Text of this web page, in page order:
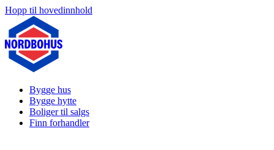
Hopp til hovedinnhold
Bygge hus
Bygge hytte
Boliger til salgs
Finn forhandler